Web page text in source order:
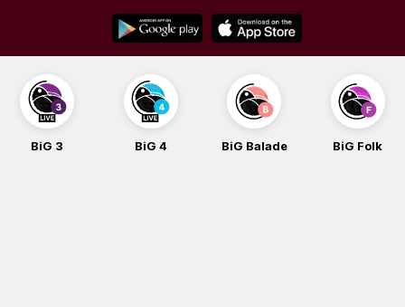
content
BiG 3 BiG 4 BiG Balade BiG Folk